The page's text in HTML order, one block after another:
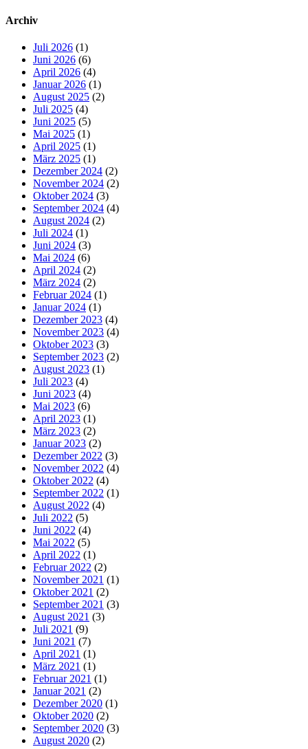
Archiv
Juli 2026 (1)
Juni 2026 (6)
April 2026 (4)
Januar 2026 (1)
August 2025 (2)
Juli 2025 (4)
Juni 2025 (5)
Mai 2025 (1)
April 2025 (1)
März 2025 (1)
Dezember 2024 (2)
November 2024 (2)
Oktober 2024 (3)
September 2024 (4)
August 2024 (2)
Juli 2024 (1)
Juni 2024 (3)
Mai 2024 (6)
April 2024 (2)
März 2024 (2)
Februar 2024 (1)
Januar 2024 (1)
Dezember 2023 (4)
November 2023 (4)
Oktober 2023 (3)
September 2023 (2)
August 2023 (1)
Juli 2023 (4)
Juni 2023 (4)
Mai 2023 (6)
April 2023 (1)
März 2023 (2)
Januar 2023 (2)
Dezember 2022 (3)
November 2022 (4)
Oktober 2022 (4)
September 2022 (1)
August 2022 (4)
Juli 2022 (5)
Juni 2022 (4)
Mai 2022 (5)
April 2022 (1)
Februar 2022 (2)
November 2021 (1)
Oktober 2021 (2)
September 2021 (3)
August 2021 (3)
Juli 2021 (9)
Juni 2021 (7)
April 2021 (1)
März 2021 (1)
Februar 2021 (1)
Januar 2021 (2)
Dezember 2020 (1)
Oktober 2020 (2)
September 2020 (3)
August 2020 (2)